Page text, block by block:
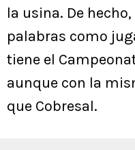
la usina. De
palabras como
tiene el
aunque con la
que Cobresal.